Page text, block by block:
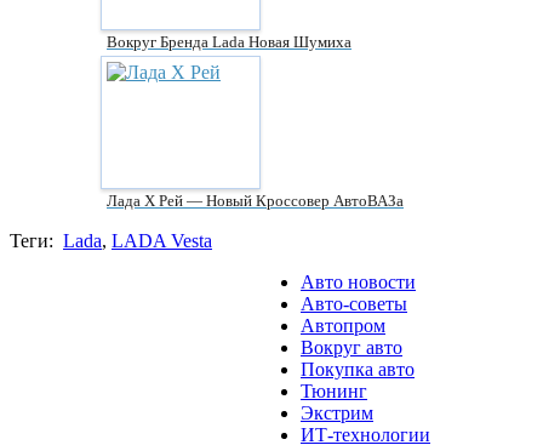
Вокруг Бренда Lada Новая Шумиха
Лада Х Рей — Новый Кроссовер АвтоВАЗа
Теги: Lada, LADA Vesta
Авто новости
Авто-советы
Автопром
Вокруг авто
Покупка авто
Тюнинг
Экстрим
ИТ-технологии